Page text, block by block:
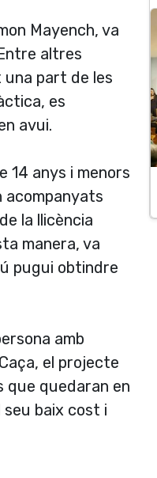
Mayench, va
altres
part de les
es
avui.
14 anys i menors
acompanyats
la llicència
manera, va
pugui obtindre
amb
el projecte
que quedaran en
baix cost i